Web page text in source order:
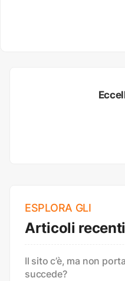
ESPLORA GLI
Articoli recenti
Il sito c’è, ma non
succede?